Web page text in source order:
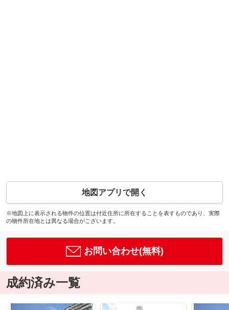
地図アプリで開く
※地図上に表示される物件の位置は付近住所に所在することを表すものであり、実際
の物件所在地とは異なる場合がございます。
お問い合わせ(無料)
成約済み一覧